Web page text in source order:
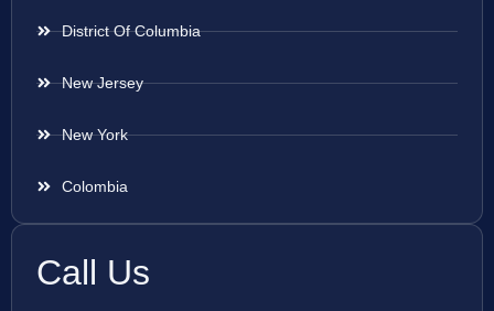
District Of Columbia
New Jersey
New York
Colombia
Call Us